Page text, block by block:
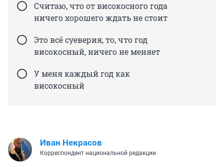
Считаю, что от високосного года
ничего хорошего ждать не стоит
Это всё суеверия, то, что год
високосный, ничего не меняет
У меня каждый год как
високосный
Иван Некрасов
Корреспондент национальной редакции